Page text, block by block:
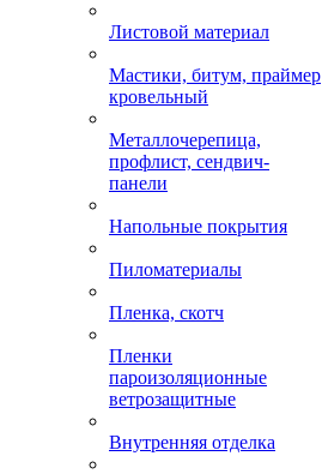
Листовой материал
Мастики, битум, праймер
кровельный
Металлочерепица,
профлист, сендвич-
панели
Напольные покрытия
Пиломатериалы
Пленка, скотч
Пленки
пароизоляционные
ветрозащитные
Внутренняя отделка